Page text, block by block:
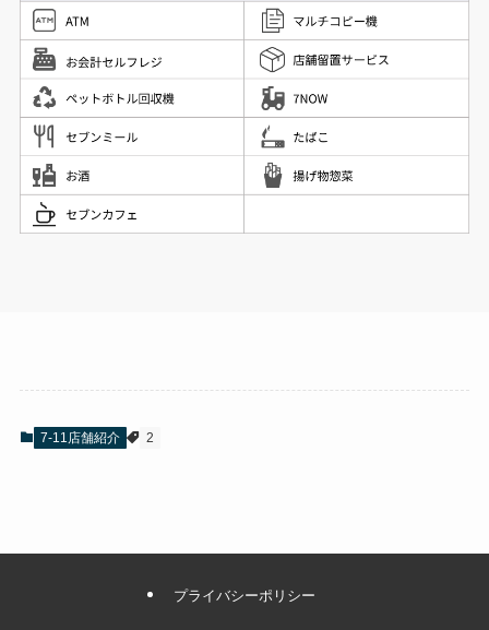
7-11店舗紹介 2
プライバシーポリシー